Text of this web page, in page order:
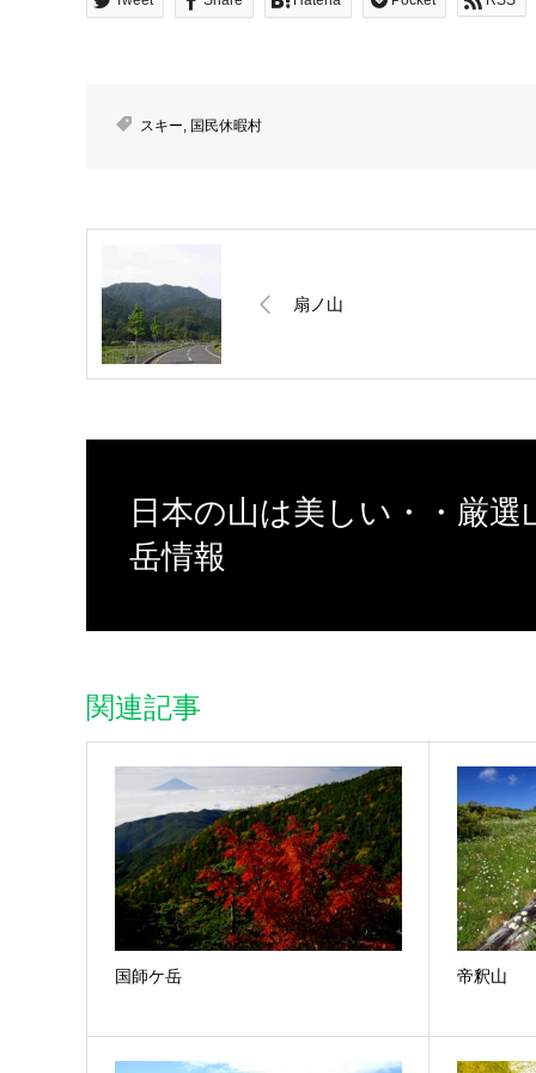
スキー 国民休暇村
扇ノ山
日本の山は美しい・・厳選
岳情報
関連記事
国師ケ岳 帝釈山